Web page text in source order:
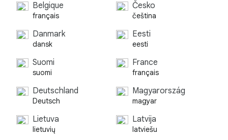
Belgique
français
Česko
čeština
Danmark
dansk
Eesti
eesti
Suomi
suomi
France
français
Deutschland
Deutsch
Magyarország
magyar
Lietuva
lietuvių
Latvija
latviešu